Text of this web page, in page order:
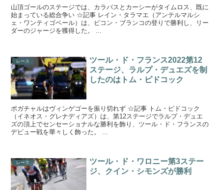
山頂ゴールのステージでは、カラパスとカーシーがタイムロス、既に
始まっている総合争い ☆記事 レイン・タラマエ（アンテルマルシ
ェ・ワンティゴベール）は、ピコン・ブランコの登りで勝利し、リー
ダーのジャージを獲得した。 ...
レース
ツール・ド・フランス2022第12
ステージ、ラルプ・デュエズを制
したのはトム・ピドコック
ポガチャルはヴィンゲゴーを振り切れず ☆記事 トム・ピドコック
（イネオス・グレナディアズ）は、第12ステージでラルプ・デュエ
ズの頂上でセンセーショナルな勝利を飾り、ツール・ド・フランスの
デビュー戦を華々しく飾った。 ...
レース
ツール・ド・ワロニー第3ステー
ジ、クイン・シモンズが勝利